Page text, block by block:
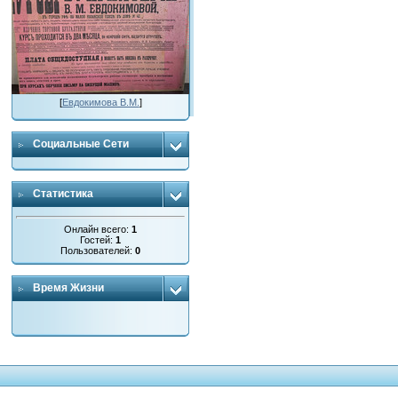
[Евдокимова В.М. ]
Социальные Сети
Статистика
Онлайн всего:1
Гостей:1
Пользователей:0
Время Жизни